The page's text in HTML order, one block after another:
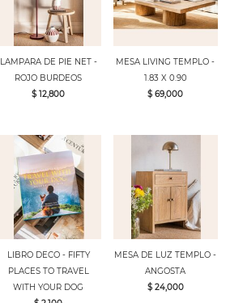
LAMPARA DE PIE NET -
ROJO BURDEOS
$ 12,800
MESA LIVING TEMPLO -
1.83 X 0.90
$ 69,000
LIBRO DECO - FIFTY
PLACES TO TRAVEL
WITH YOUR DOG
MESA DE LUZ TEMPLO -
ANGOSTA
$ 24,000